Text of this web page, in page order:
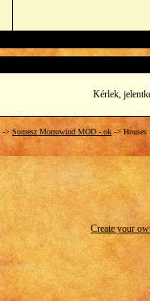
Kérlek,
->Somesz Morrowind MOD - ok -> Houses
Create your